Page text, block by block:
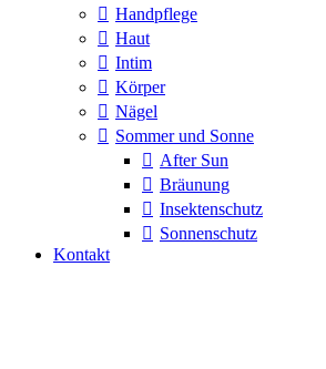
Handpflege
Haut
Intim
Körper
Nägel
Sommer und Sonne
After Sun
Bräunung
Insektenschutz
Sonnenschutz
Kontakt